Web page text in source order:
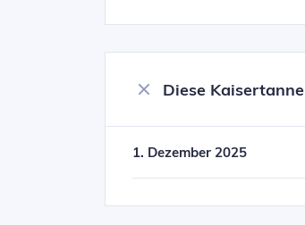
Diese
1. Dezember 2025